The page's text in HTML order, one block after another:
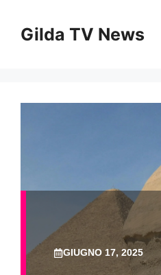
contenuto
Gilda TV News
GIUGNO 17, 2025